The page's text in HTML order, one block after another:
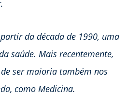
da década de 1990, uma
saúde. Mais recentemente,
ser maioria também nos
como Medicina.